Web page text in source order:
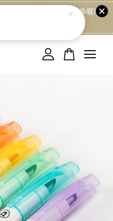
領取專屬折扣券喔!
還是空的。